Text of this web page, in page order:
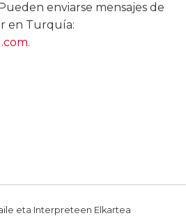
enviarse mensajes de
en Turquía:
.
eta Interpreteen Elkartea